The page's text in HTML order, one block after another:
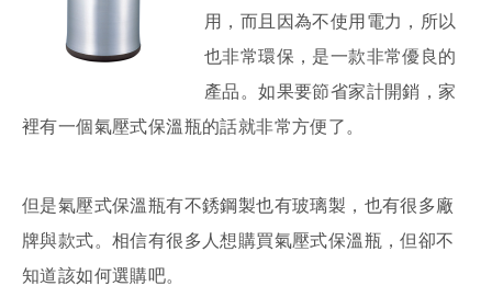
用，而且因為不使用電力，所以
也非常環保，是一款非常優良的
產品。如果要節省家計開銷，家
裡有一個氣壓式保溫瓶的話就非常方便了。
但是氣壓式保溫瓶有不銹鋼製也有玻璃製，也有很多廠
牌與款式。相信有很多人想購買氣壓式保溫瓶，但卻不
知道該如何選購吧。